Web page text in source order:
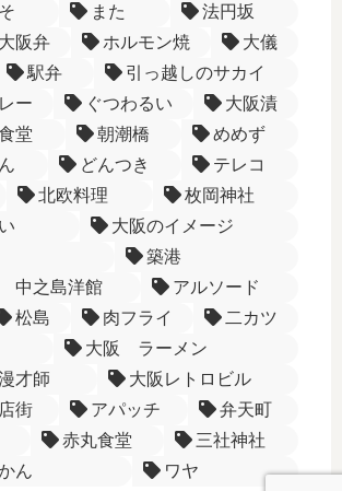
また
法円坂
阪弁
ホルモン焼
大儀
駅弁
引っ越しのサカイ
ー
ぐつわるい
大阪漬
堂
朝潮橋
めめず
どんつき
テレコ
北欧料理
枚岡神社
大阪のイメージ
築港
中之島洋館
アルソード
松島 肉フライ
二カツ
大阪 ラーメン
才師
大阪レトロビル
街
アパッチ
弁天町
赤丸食堂
三社神社
ん
ワヤ